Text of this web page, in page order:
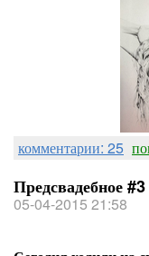
комментарии: 25
Предсвадебное #3
05-04-2015 21:58